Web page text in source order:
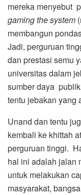
mereka menyebut
gaming the system
membangun
Jadi, perguruan
dan prestasi semu
universitas dalam
sumber daya
tentu jebakan yang
Unand dan tentu
kembali ke khittah
perguruan tinggi.
hal ini adalah jalan
untuk melakukan
masyarakat,